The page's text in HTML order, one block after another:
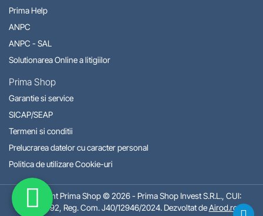
Prima Help
ANPC
ANPC - SAL
Solutionarea Online a litigiilor
Prima Shop
Garantie si service
SICAP/SEAP
Termeni si conditii
Prelucrarea datelor cu caracter personal
Politica de utilizare Cookie-uri
Copyright Prima Shop © 2026 - Prima Shop Invest S.R.L., CUI:
50310792, Reg. Com. J40/12946/2024. Dezvoltat deAirod.ro.